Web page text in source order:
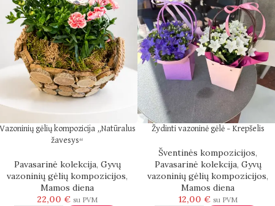
gėlių kompozicija „Natūralus
žavesys“
Pavasarinė kolekcija, Gyvų
vazoninių gėlių kompozicijos,
Mamos diena
22,00 € su PVM
Žydinti vazoninė gėlė – Krepšelis
Šventinės kompozicijos,
Pavasarinė kolekcija, Gyvų
vazoninių gėlių kompozicijos,
Mamos diena
12,00 € su PVM